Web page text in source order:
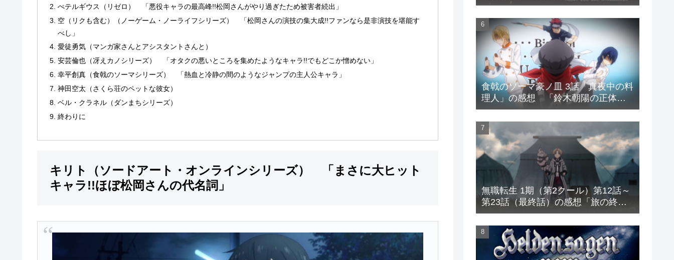
ぺテルギウス（リゼロ） 「悪役キャラの最高峰!!松岡さんがやり過ぎたため被害者続出」
空（リクも含む）（ノーゲーム・ノーライフシリーズ） 「松岡さんの演技の集大成!!ファンなら是非演技を堪能す
べし」
愛徒勇気（マンガ家さんとアシスタントさんと）
安芸倫也（冴えカノシリーズ） 「オタクの悪いところを集めたようなキャラ!!でもどこか憎めない」
幸平創真（食戟のソーマシリーズ） 「熱血と冷静の間のようなジャンプの主人公キャラ」
神田空太（さくら荘のペットな彼女）
ベル・クラネル（ダンまちシリーズ）
終わりに
キリト（ソードアート・オンラインシリーズ） 「まさに大ヒット
キャラ!!ほぼ松岡さんの代名詞」
想
食戟のソーマ豪ノ皿 3話「真夜中の料
理人」の感想 「鈴木朝陽の正体
は?」
無職転生 1期（第2クール）第12話～
第23話（最終話）の感想「旅の終わ
り、そして仲間との別れ」